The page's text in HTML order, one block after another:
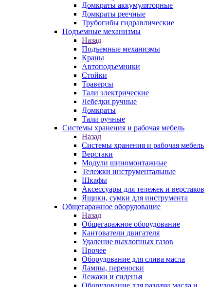
Домкраты аккумуляторные
Домкраты реечные
Трубогибы гидравлические
Подъемные механизмы
Назад
Подъемные механизмы
Краны
Автоподъемники
Стойки
Траверсы
Тали электрические
Лебедки ручные
Домкраты
Тали ручные
Системы хранения и рабочая мебель
Назад
Системы хранения и рабочая мебель
Верстаки
Модули шиномонтажные
Тележки инструментальные
Шкафы
Аксессуары для тележек и верстаков
Ящики, сумки для инструмента
Общегаражное оборудование
Назад
Общегаражное оборудование
Кантователи двигателя
Удаление выхлопных газов
Прочее
Оборудование для слива масла
Лампы, переноски
Лежаки и сиденья
Оборудование для раздачи масла и